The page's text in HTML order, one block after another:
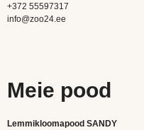
+372 55597317
info@zoo24.ee
Meie pood
Lemmikloomapood SANDY